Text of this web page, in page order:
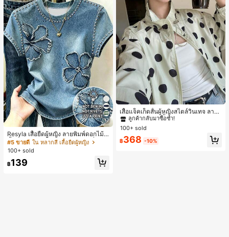
17
Resyla เสื้อยืดผู้หญิง ลายพิมพ์ดอกไม้สี
น้ำเงินวินเทจ เสื้อสำหรับออกไปเที่ยวฤ
ดูร้อน ดีไซน์กราฟิก สบายๆ อเนกประสง
องเที่ยวกลางแจ้ง
#5 ขายดี ใน หลากสี เสื้อยืดผู้หญิง
100+ sold
฿139
เสื้อแจ็คเก็ตสั้นผู้หญิงสไตล์วินเทจ ลายจุ
ดขนาดใหญ่ คอตั้ง เอวเข้ารูป แขนพอง
ทรงหลวม แฟชั่นอเนกประสงค์ สำหรับใ
ส่ประจำวันและไปเที่ยวพักผ่อน
#1 ขายดี
ใน กระเป๋า เสื้อคลุมลำลอง
ลูกค้ากลับมาซื้อซ้ำ!
#1 ขายดี ใน กระเป๋า เสื้อคลุมลำลอง
ลูกค้ากลับมาซื้อซ้ำ!
#1 ขายดี ใน กระเป๋า เสื้อคลุมลำลอง
ลูกค้ากลับมาซื้อซ้ำ!
#1 ขายดี
ใน กระเป๋า เสื้อคลุมลำลอง
100+ sold
฿368 -10%